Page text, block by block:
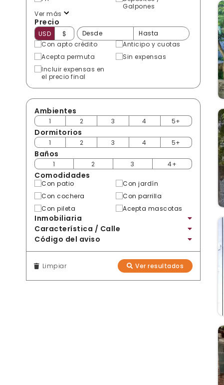
Galpones
Ver más
Precio
USD
$
Con apto crédito
Anticipo y cuotas
Acepta permuta
Sin expensas
Incluir expensas en
el precio final
Ambientes
1 2 3 4 5+
Dormitorios
1 2 3 4 5+
Baños
1 2 3 4+
Comodidades
Con patio
Con jardín
Con cochera
Con parrilla
Con pileta
Acepta mascotas
Inmobiliaria
Característica / Calle
Código del aviso
Limpiar Ver resultados